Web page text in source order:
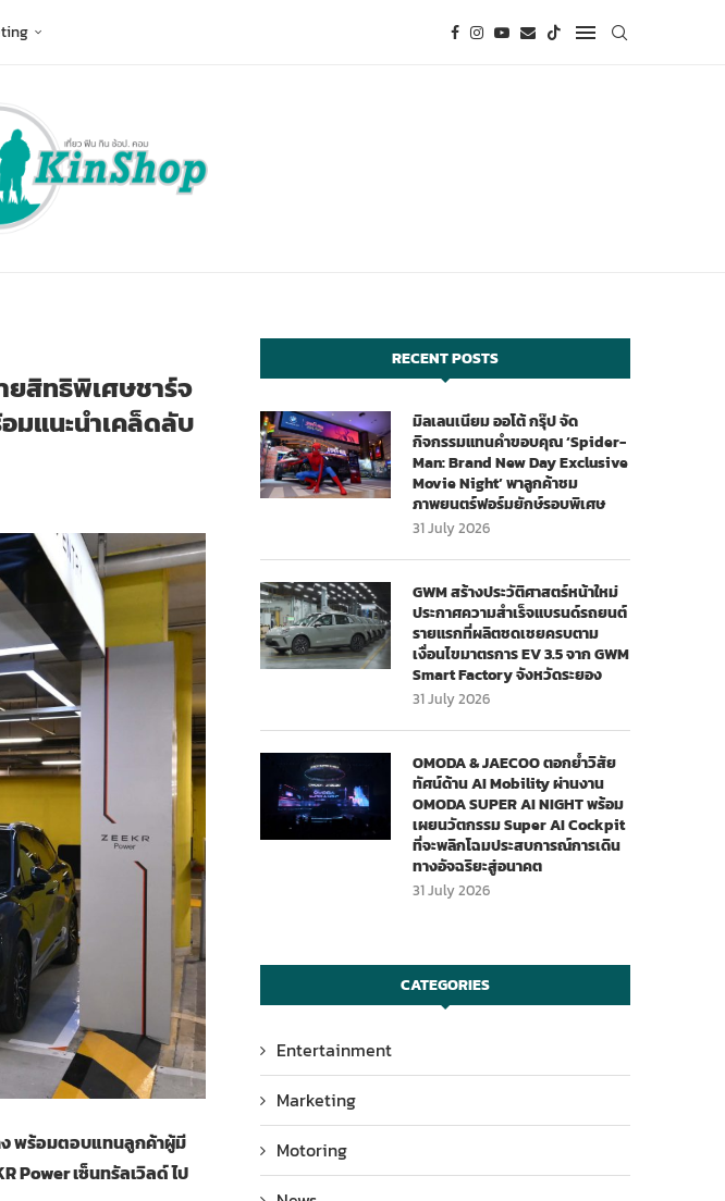
ยสิทธิพิเศษชาร์จ
มแนะนำเคล็ดลับ
ง พร้อมตอบแทนลูกค้าผู้มี
Power เซ็นทรัลเวิลด์ ไป
RECENT POSTS
มิลเลนเนียม ออโต้ กรุ๊ป จัด
กิจกรรมแทนคำขอบคุณ ‘Spider-
Man: Brand New Day Exclusive
Movie Night’ พาลูกค้าชม
ภาพยนตร์ฟอร์มยักษ์รอบพิเศษ
31 July 2026
GWM สร้างประวัติศาสตร์หน้าใหม่
ประกาศความสำเร็จแบรนด์รถยนต์
รายแรกที่ผลิตชดเชยครบตาม
เงื่อนไขมาตรการ EV 3.5 จาก GWM
Smart Factory จังหวัดระยอง
31 July 2026
OMODA & JAECOO ตอกย้ำวิสัย
ทัศน์ด้าน AI Mobility ผ่านงาน
OMODA SUPER AI NIGHT พร้อม
เผยนวัตกรรม Super AI Cockpit
ที่จะพลิกโฉมประสบการณ์การเดิน
ทางอัจฉริยะสู่อนาคต
31 July 2026
CATEGORIES
Entertainment
Marketing
Motoring